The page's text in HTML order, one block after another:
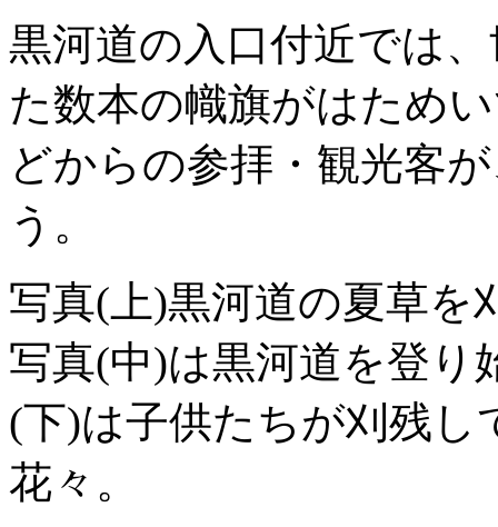
黒河道の入口付近では
た数本の幟旗がはため
どからの参拝・観光客
う。
写真(上)黒河道の夏草を
写真(中)は黒河道を登り
(下)は子供たちが刈残
花々。